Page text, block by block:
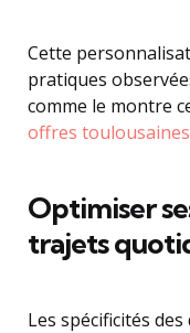
Cette
pratiques
comme le montre
offres toulousaines
Optimiser
trajets
Les spécificités